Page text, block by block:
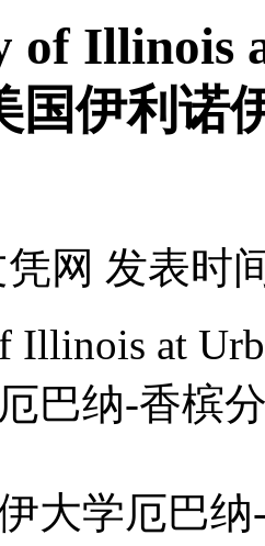
of Illinois
国伊利诺
网 发表时
Illinois at
巴纳-香槟
大学厄巴